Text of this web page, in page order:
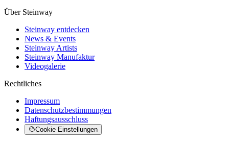
Über Steinway
Steinway entdecken
News & Events
Steinway Artists
Steinway Manufaktur
Videogalerie
Rechtliches
Impressum
Datenschutzbestimmungen
Haftungsausschluss
Cookie Einstellungen